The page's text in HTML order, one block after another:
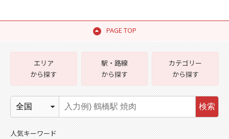
PAGE TOP
エリア
から探す
駅・路線
から探す
カテゴリー
から探す
検索
人気キーワード